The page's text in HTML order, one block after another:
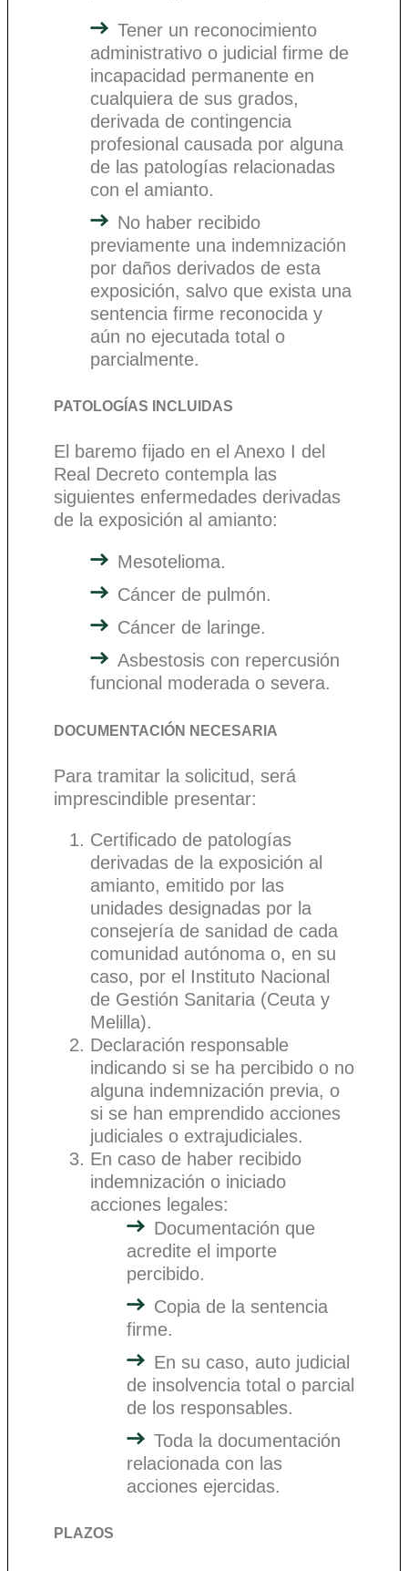
Tener un reconocimiento
administrativo o judicial firme de
incapacidad permanente en
cualquiera de sus grados,
derivada de contingencia
profesional causada por alguna
de las patologías relacionadas
con el amianto.
No haber recibido
previamente una indemnización
por daños derivados de esta
exposición, salvo que exista una
sentencia firme reconocida y
aún no ejecutada total o
parcialmente.
PATOLOGÍAS INCLUIDAS
El baremo fijado en el Anexo I del
Real Decreto contempla las
siguientes enfermedades derivadas
de la exposición al amianto:
Mesotelioma.
Cáncer de pulmón.
Cáncer de laringe.
Asbestosis con repercusión
funcional moderada o severa.
DOCUMENTACIÓN NECESARIA
Para tramitar la solicitud, será
imprescindible presentar:
Certificado de patologías
derivadas de la exposición al
amianto, emitido por las
unidades designadas por la
consejería de sanidad de cada
comunidad autónoma o, en su
caso, por el Instituto Nacional
de Gestión Sanitaria (Ceuta y
Melilla).
Declaración responsable
indicando si se ha percibido o no
alguna indemnización previa, o
si se han emprendido acciones
judiciales o extrajudiciales.
En caso de haber recibido
indemnización o iniciado
acciones legales:
Documentación que
acredite el importe
percibido.
Copia de la sentencia
firme.
En su caso, auto judicial
de insolvencia total o parcial
de los responsables.
Toda la documentación
relacionada con las
acciones ejercidas.
PLAZOS